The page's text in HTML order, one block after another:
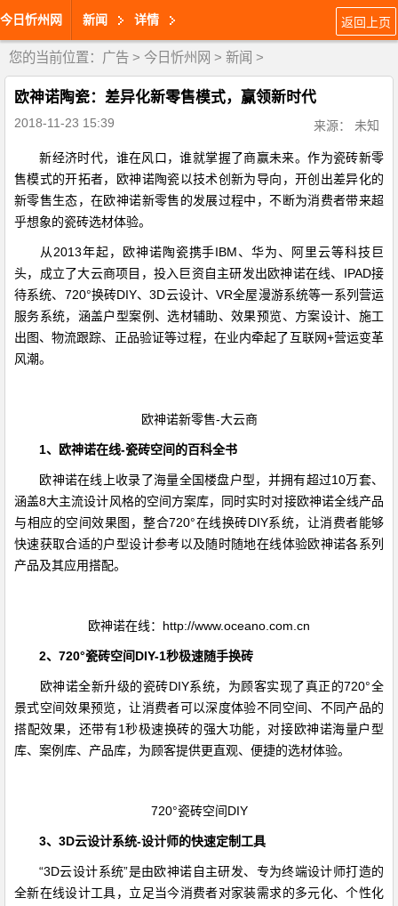
今日忻州网 新闻 详情 返回上页
您的当前位置： 广告 > 今日忻州网 > 新闻 >
欧神诺陶瓷：差异化新零售模式，赢领新时代
2018-11-23 15:39 来源： 未知
新经济时代，谁在风口，谁就掌握了商赢未来。作为瓷砖新零
售模式的开拓者，欧神诺陶瓷以技术创新为导向，开创出差异化的
新零售生态，在欧神诺新零售的发展过程中，不断为消费者带来超
乎想象的瓷砖选材体验。
从2013年起，欧神诺陶瓷携手IBM、华为、阿里云等科技巨
头，成立了大云商项目，投入巨资自主研发出欧神诺在线、IPAD接
待系统、720°换砖DIY、3D云设计、VR全屋漫游系统等一系列营运
服务系统，涵盖户型案例、选材辅助、效果预览、方案设计、施工
出图、物流跟踪、正品验证等过程，在业内牵起了互联网+营运变革
风潮。
欧神诺新零售-大云商
1、 欧神诺在线-瓷砖空间的百科全书
欧神诺在线上收录了海量全国楼盘户型，并拥有超过10万套、
涵盖8大主流设计风格的空间方案库，同时实时对接欧神诺全线产品
与相应的空间效果图，整合720°在线换砖DIY系统，让消费者能够
快速获取合适的户型设计参考以及随时随地在线体验欧神诺各系列
产品及其应用搭配。
欧神诺在线：http://www.oceano.com.cn
2、 720°瓷砖空间DIY-1秒极速随手换砖
欧神诺全新升级的瓷砖DIY系统，为顾客实现了真正的720°全
景式空间效果预览，让消费者可以深度体验不同空间、不同产品的
搭配效果，还带有1秒极速换砖的强大功能，对接欧神诺海量户型
库、案例库、产品库，为顾客提供更直观、便捷的选材体验。
720°瓷砖空间DIY
3、 3D云设计系统-设计师的快速定制 工具
“3D云设计系统”是由欧神诺自主研发、专为终端设计师打造的
全新在线设计工具，立足当今消费者对家装需求的多元化、个性化